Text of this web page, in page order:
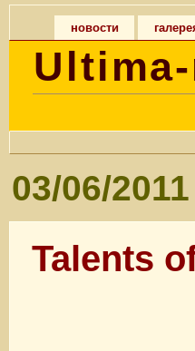
новости
03/06/2011
Talents